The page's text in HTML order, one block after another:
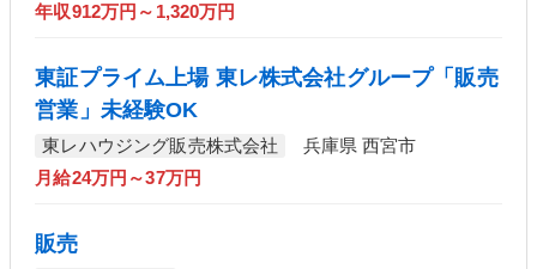
年収912万円～1,320万円
東証プライム上場 東レ株式会社グループ「販売
営業」未経験OK
東レハウジング販売株式会社
兵庫県 西宮市
月給24万円～37万円
販売